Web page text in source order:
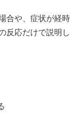
合や、症状が経時
反応だけで説明し